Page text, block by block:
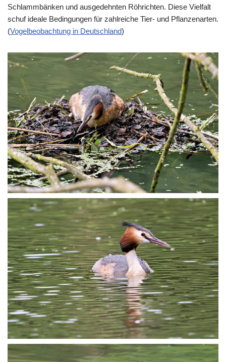
Schlammbänken und ausgedehnten Röhrichten. Diese Vielfalt
schuf ideale Bedingungen für zahlreiche Tier- und Pflanzenarten.
(Vogelbeobachtung in Deutschland⁠)